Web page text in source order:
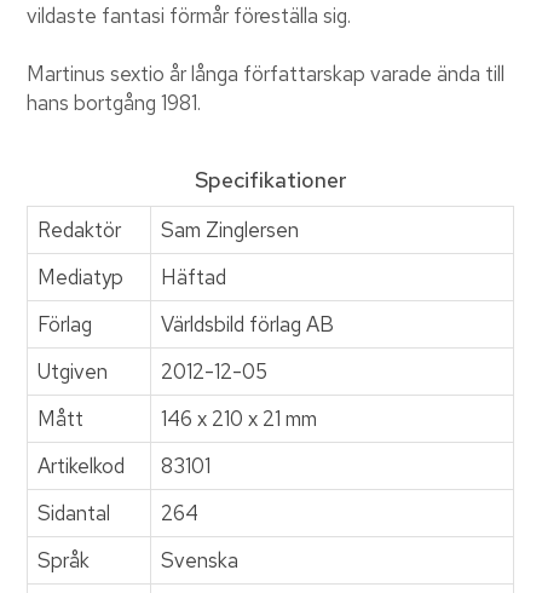
vildaste fantasi förmår föreställa sig.
Martinus sextio år långa författarskap varade ända till
hans bortgång 1981.
Specifikationer
Redaktör
Sam Zinglersen
Mediatyp
Häftad
Förlag
Världsbild förlag AB
Utgiven
2012-12-05
Mått
146 x 210 x 21 mm
Artikelkod
83101
Sidantal
264
Språk
Svenska